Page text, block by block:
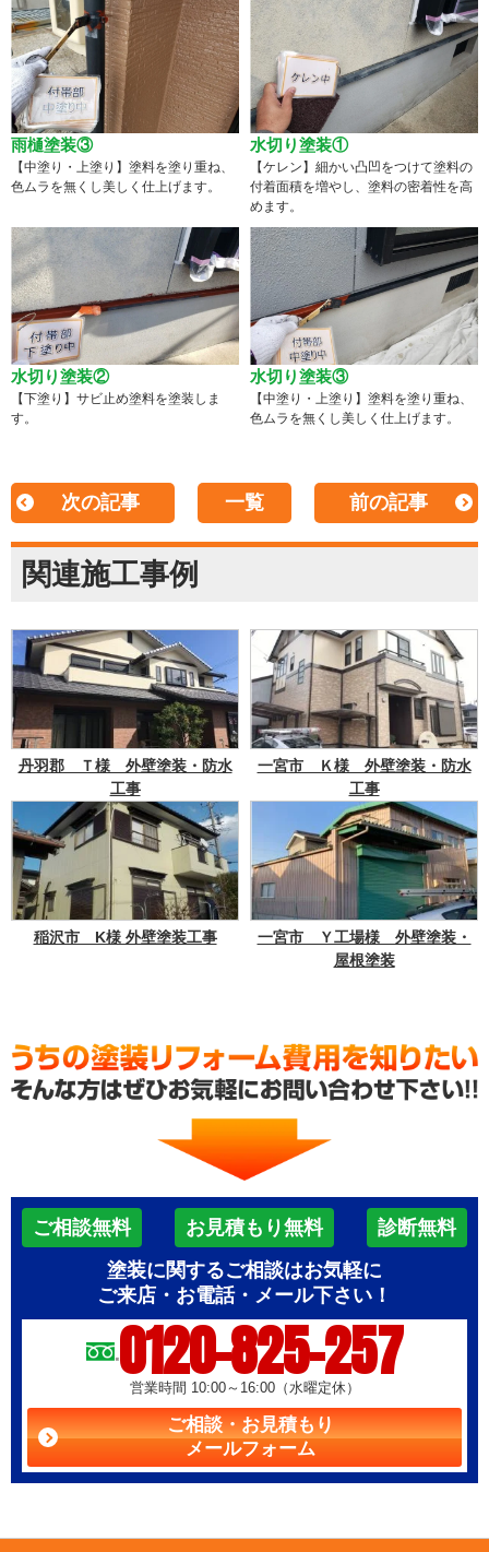
雨樋塗装③
【中塗り・上塗り】塗料を塗り重ね、
色ムラを無くし美しく仕上げます。
水切り塗装①
【ケレン】細かい凸凹をつけて塗料の
付着面積を増やし、塗料の密着性を高
めます。
水切り塗装②
【下塗り】サビ止め塗料を塗装しま
す。
水切り塗装③
【中塗り・上塗り】塗料を塗り重ね、
色ムラを無くし美しく仕上げます。
次の記事 一覧 前の記事
関連施工事例
丹羽郡 Ｔ様 外壁塗装・防水
工事
一宮市 Ｋ様 外壁塗装・防水
工事
稲沢市 K様 外壁塗装工事
一宮市 Ｙ工場様 外壁塗装・
屋根塗装
ご相談無料 お見積もり無料
診断無料
塗装に関するご相談はお気軽に
ご来店・お電話・メール下さい！
0120-825-257
営業時間 10:00～16:00（水曜定休）
ご相談・お見積もり
メールフォーム